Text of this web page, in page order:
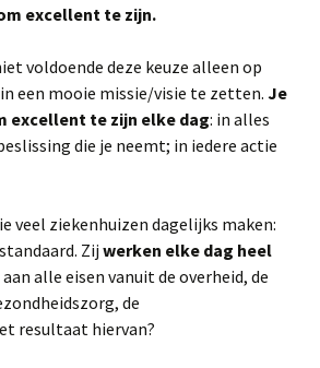
excellent te zijn.
voldoende deze keuze alleen op
een mooie missie/visie te zetten. Je
excellent te zijn elke dag: in alles
die je neemt; in iedere actie
veel ziekenhuizen dagelijks maken:
Zij werken elke dag heel
alle eisen vanuit de overheid, de
de
resultaat hiervan?